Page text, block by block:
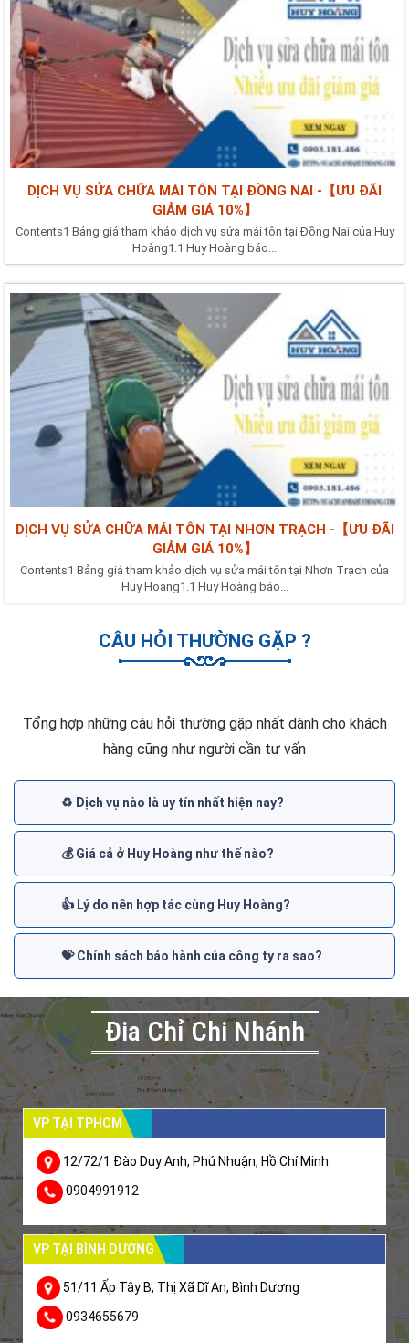
DỊCH VỤ SỬA CHỮA MÁI TÔN TẠI ĐỒNG NAI -【ƯU ĐÃI
GIẢM GIÁ 10%】
Contents1 Bảng giá tham khảo dịch vụ sửa mái tôn tại Đồng Nai của Huy
Hoàng1.1 Huy Hoàng báo...
DỊCH VỤ SỬA CHỮA MÁI TÔN TẠI NHƠN TRẠCH -【ƯU ĐÃI
GIẢM GIÁ 10%】
Contents1 Bảng giá tham khảo dịch vụ sửa mái tôn tại Nhơn Trạch của
Huy Hoàng1.1 Huy Hoàng báo...
CÂU HỎI THƯỜNG GẶP ?
Tổng hợp những câu hỏi thường gặp nhất dành cho khách
hàng cũng như người cần tư vấn
♻️ Dịch vụ nào là uy tín nhất hiện nay?
💰 Giá cả ở Huy Hoàng như thế nào?
👍 Lý do nên hợp tác cùng Huy Hoàng?
💝 Chính sách bảo hành của công ty ra sao?
Đia Chỉ Chi Nhánh
VP TẠI TPHCM
12/72/1 Đào Duy Anh, Phú Nhuận, Hồ Chí Minh
0904991912
VP TẠI BÌNH DƯƠNG
51/11 Ấp Tây B, Thị Xã Dĩ An, Bình Dương
0934655679